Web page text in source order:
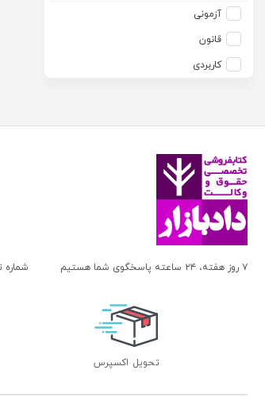
اندیشه عصر
اندیشه های حقوقی
بنگاه ترجمه و نشر کتاب پارسه
بهتاب
آزاده صادقی
آزیتا قربانی رحیم
آلبرت ون دایسی
آمنه باخدا
آنتونی آگوس
آنتونیو کاسسه
آندره لگراند
آندریاس کاکینیس
آزمونی
قانون
کاربردی
۷ روز هفته، ۲۴ ساعته پاسخگوی شما هستیم شماره
تحویل اکسپرس